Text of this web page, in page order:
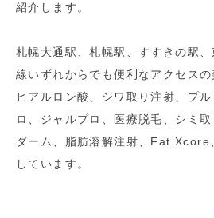
紹介します。
札幌大通駅、札幌駅、すすきの駅
線いずれからでも便利なアクセスの
ヒアルロン酸、シワ取り注射、プ
ロ、ジャルプロ、医療脱毛、シミ
ダーム、脂肪溶解注射、Fat Xcore
しています。